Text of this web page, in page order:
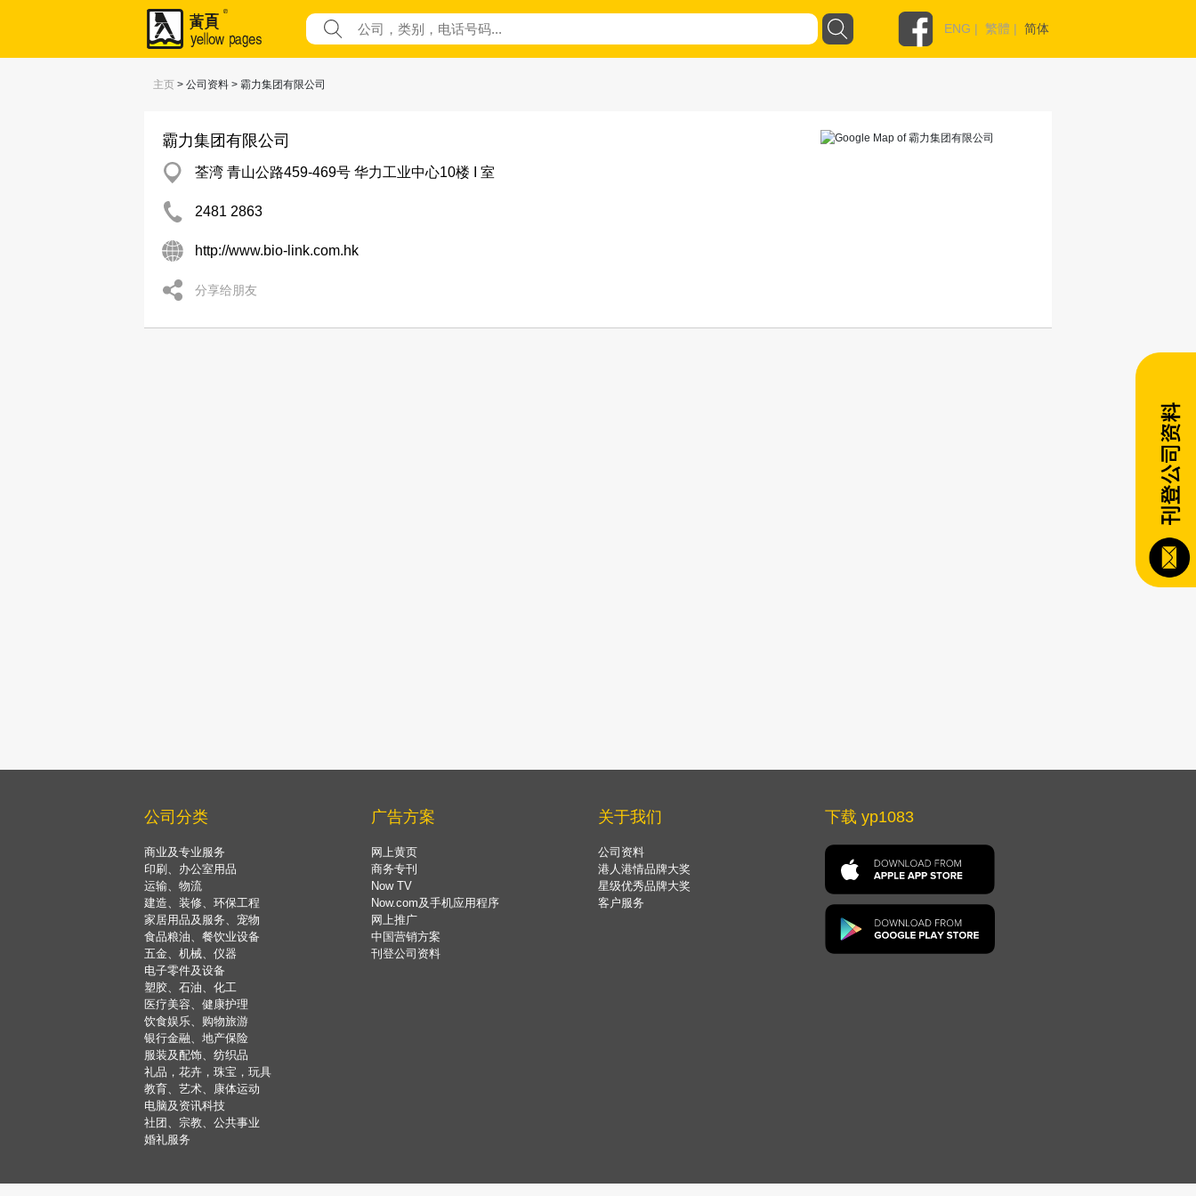
ENG | 繁體 | 简体
主页 > 公司资料 > 霸力集团有限公司
霸力集团有限公司
荃湾 青山公路459-469号 华力工业中心10楼 I 室
2481 2863
http://www.bio-link.com.hk
分享给朋友
公司分类
商业及专业服务
印刷、办公室用品
运输、物流
建造、装修、环保工程
家居用品及服务、宠物
食品粮油、餐饮业设备
五金、机械、仪器
电子零件及设备
塑胶、石油、化工
医疗美容、健康护理
饮食娱乐、购物旅游
银行金融、地产保险
服装及配饰、纺织品
礼品，花卉，珠宝，玩具
教育、艺术、康体运动
电脑及资讯科技
社团、宗教、公共事业
婚礼服务
广告方案
网上黄页
商务专刊
Now TV
Now.com及手机应用程序
网上推广
中国营销方案
刊登公司资料
关于我们
公司资料
港人港情品牌大奖
星级优秀品牌大奖
客户服务
下载 yp1083